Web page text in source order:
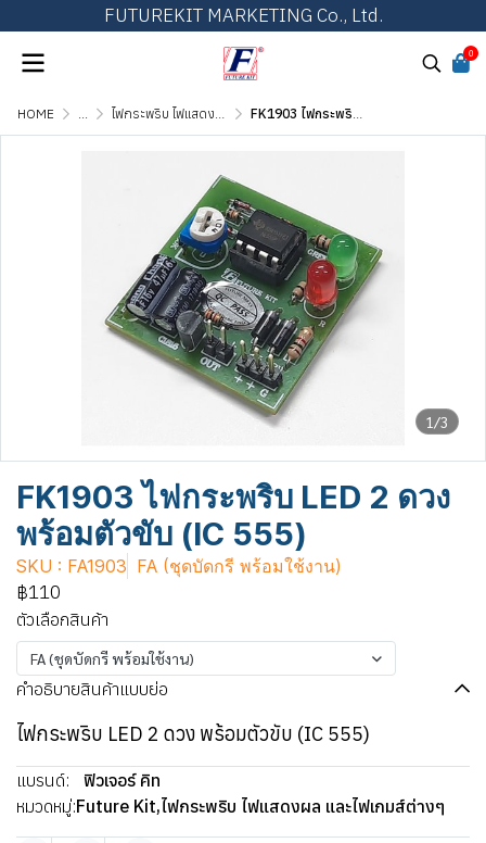
FUTUREKIT MARKETING Co., Ltd.
0
HOME ... ไฟกระพริบ ไฟแสดงผล และไฟเกมส์ต่างๆ FK1903 ไฟกระพริบ LED 2 ดวง พร้อมตัวขับ (IC 555)
1/3
FK1903 ไฟกระพริบ LED 2 ดวง
พร้อมตัวขับ (IC 555)
SKU : FA1903 FA (ชุดบัดกรี พร้อมใช้งาน)
฿110
ตัวเลือกสินค้า
FA (ชุดบัดกรี พร้อมใช้งาน)
คำอธิบายสินค้าแบบย่อ
ไฟกระพริบ LED 2 ดวง พร้อมตัวขับ (IC 555)
แบรนด์:
ฟิวเจอร์ คิท
หมวดหมู่:Future Kit,ไฟกระพริบ ไฟแสดงผล และไฟเกมส์ต่างๆ